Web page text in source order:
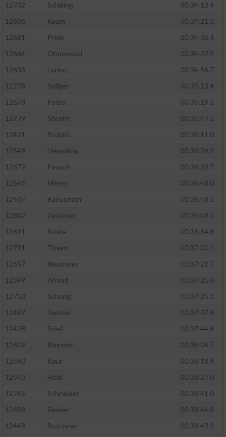
12732
Schilling
00:34:13.4
12686
Raum
00:34:21.3
12681
Prieb
00:34:36.4
12664
Oborowski
00:34:37.9
12633
Lorincz
00:34:56.7
12778
Stillger
00:35:13.4
12678
Poisel
00:35:19.1
12779
Stoehr
00:35:47.1
12431
Bozbici
00:36:11.0
12548
Hempfing
00:36:26.2
12672
Pausch
00:36:28.7
12646
Meyer
00:36:48.0
12407
Baeuerlein
00:36:48.3
12842
Zeissner
00:36:48.3
12611
Kroke
00:36:54.8
12791
Theim
00:37:00.1
12657
Neumeier
00:37:21.7
12399
Arnold
00:37:25.0
12753
Schurig
00:37:25.1
12487
Faerber
00:37:37.8
12428
Stief
00:37:44.8
12609
Kriester
00:38:04.7
12580
Kaur
00:38:18.4
12543
Heid
00:38:27.0
12745
Schneider
00:38:41.0
12688
Reimer
00:38:46.8
12448
Buschner 00:38:47.2